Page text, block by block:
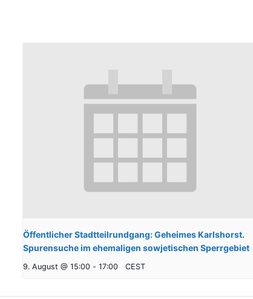
Öffentlicher Stadtteilrundgang: Geheimes Karlshorst.
Spurensuche im ehemaligen sowjetischen Sperrgebiet
9. August @ 15:00 - 17:00 CEST